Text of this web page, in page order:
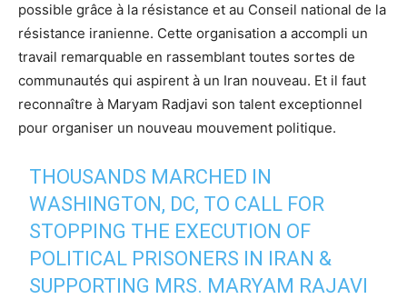
possible grâce à la résistance et au Conseil national de la
résistance iranienne. Cette organisation a accompli un
travail remarquable en rassemblant toutes sortes de
communautés qui aspirent à un Iran nouveau. Et il faut
reconnaître à Maryam Radjavi son talent exceptionnel
pour organiser un nouveau mouvement politique.
THOUSANDS MARCHED IN
WASHINGTON, DC, TO CALL FOR
STOPPING THE EXECUTION OF
POLITICAL PRISONERS IN IRAN &
SUPPORTING MRS. MARYAM RAJAVI